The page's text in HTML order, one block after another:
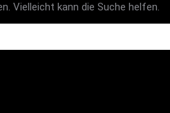
Vielleicht kann die Suche helfen.